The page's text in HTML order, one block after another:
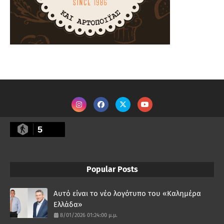
5
Popular Posts
Αυτό είναι το νέο λογότυπο του «Καλημέρα
Ελλάδα»
8/01/2026 01:24:00 μ.μ.